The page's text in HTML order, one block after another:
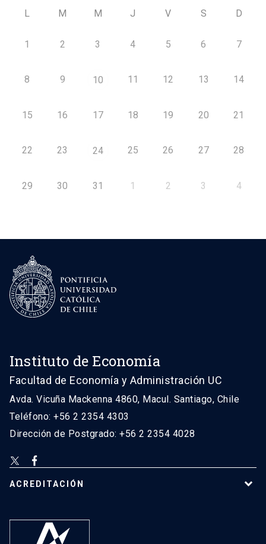
L M M J V S D
1 2 3 4 5 6 7
8 9 10 11 12 13 14
15 16 17 18 19 20 21
22 23 24 25 26 27 28
29 30 31 1 2 3 4
Instituto de Economía
Facultad de Economía y Administración UC
Avda. Vicuña Mackenna 4860, Macul. Santiago, Chile
Teléfono: +56 2 2354 4303
Dirección de Postgrado: +56 2 2354 4028
ACREDITACIÓN